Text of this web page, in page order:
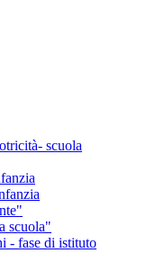
scuola
scuola"
- fase di istituto